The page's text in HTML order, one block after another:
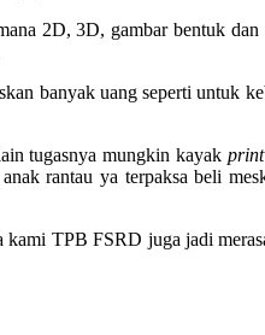
2D, 3D, gambar bentuk
banyak uang seperti untuk
tugasnya mungkin kayak
rantau ya terpaksa beli
TPB FSRD juga jadi